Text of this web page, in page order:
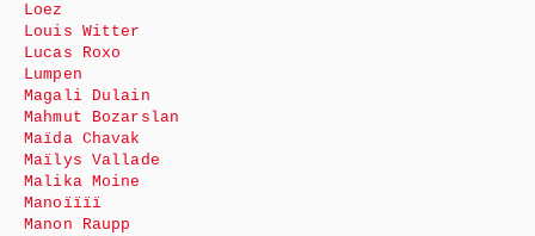
Loez
Louis Witter
Lucas Roxo
Lumpen
Magali Dulain
Mahmut Bozarslan
Maïda Chavak
Maïlys Vallade
Malika Moine
Manoïïïï
Manon Raupp